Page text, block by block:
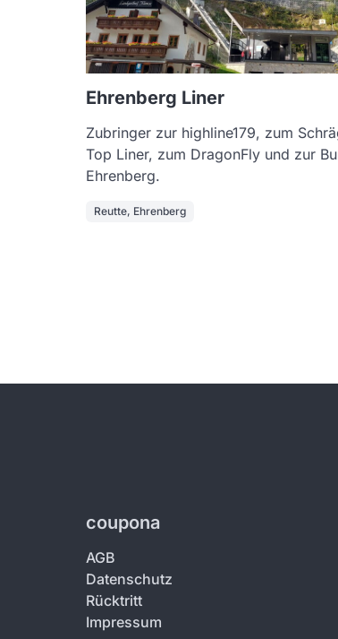
Ehrenberg Liner
Zubringer zur highline179, zum
Top Liner, zum DragonFly und zur
Ehrenberg.
Reutte, Ehrenberg
coupona
AGB
Datenschutz
Rücktritt
Impressum